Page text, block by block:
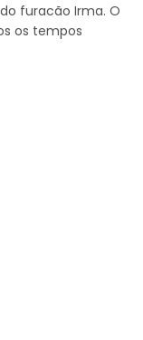
furacão Irma. O
os tempos